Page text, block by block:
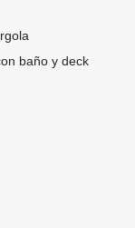
baño y deck